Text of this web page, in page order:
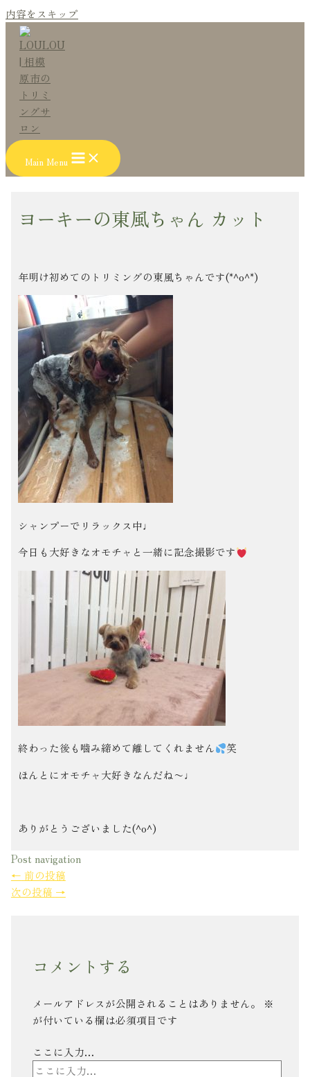
内容をスキップ
Main Menu
ヨーキーの東風ちゃん カット
年明け初めてのトリミングの東風ちゃんです(*^o^*)
シャンプーでリラックス中♩
今日も大好きなオモチャと一緒に記念撮影です
終わった後も噛み締めて離してくれません
笑
ほんとにオモチャ大好きなんだね〜♩
ありがとうございました(^o^)
Post navigation
← 前の投稿
次の投稿 →
コメントする
メールアドレスが公開されることはありません。
※
が付いている欄は必須項目です
ここに入力…